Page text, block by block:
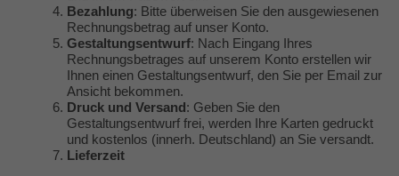
Bezahlung: Bitte überweisen Sie den ausgewiesenen
Rechnungsbetrag auf unser Konto.
Gestaltungsentwurf: Nach Eingang Ihres
Rechnungsbetrages auf unserem Konto erstellen wir
Ihnen einen Gestaltungsentwurf, den Sie per Email zur
Ansicht bekommen.
Druck und Versand: Geben Sie den
Gestaltungsentwurf frei, werden Ihre Karten gedruckt
und kostenlos (innerh. Deutschland) an Sie versandt.
Lieferzeit